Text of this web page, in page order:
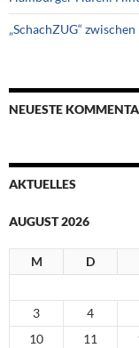
„SchachZUG“
NEUESTE
AKTUELLES
AUGUST 2026
M D
3
4
10
11